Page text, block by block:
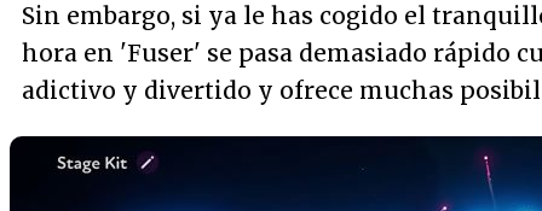
Sin embargo, si ya le has cogido el
hora en 'Fuser' se pasa demasiado rápido
adictivo y divertido y ofrece muchas